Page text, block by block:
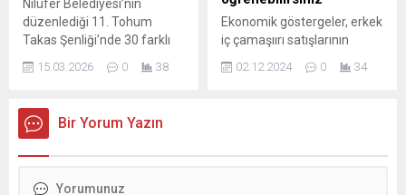
Ligi’ndeki performansı,
İtalyan kulübünün dikkatini...
Nilüfer Belediyesi’nin
düzenlediği 11. Tohum
Takas Şenliği’nde 30 farklı
çeşitten toplam 15 bin paket
tohum vatandaşlarla
takasının yanı sıra konserler,
atölyeler ve çeşitli etkinlikler
düzenlenen 11. Tohum
15.03.2026 0 38
Ekonomik göstergeler, erkek
iç çamaşıırı satışlarının
ardındaki dinamikleri
anlamamıza yardımcı olur.
02.12.2024 0 34
Bir Yorum Yazın